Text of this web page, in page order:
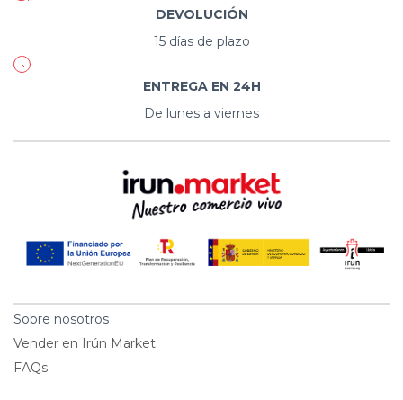
DEVOLUCIÓN
15 días de plazo
ENTREGA EN 24H
De lunes a viernes
Sobre nosotros
Vender en Irún Market
FAQs